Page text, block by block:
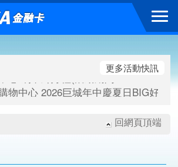
心 刷卡郵好禮(活動期間：115/08/07-
點東西第2波 刷卡郵好禮(活動期間：
心 刷卡郵好禮(活動期間：115/08/07-
物中心 2026巨城年中慶夏日BIG好刷(
更多活動快訊
回網頁頂端